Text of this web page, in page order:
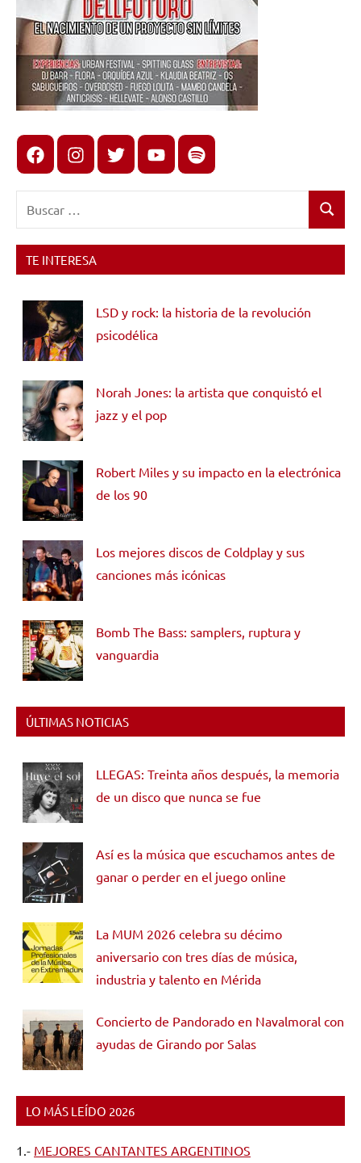
FacebookInstagram
X youtubespotify
Buscar
TE INTERESA
LSD y rock: la historia de la revolución
psicodélica
Norah Jones: la artista que conquistó el
jazz y el pop
Robert Miles y su impacto en la electrónica
de los 90
Los mejores discos de Coldplay y sus
canciones más icónicas
Bomb The Bass: samplers, ruptura y
vanguardia
ÚLTIMAS NOTICIAS
LLEGAS: Treinta años después, la memoria
de un disco que nunca se fue
Así es la música que escuchamos antes de
ganar o perder en el juego online
La MUM 2026 celebra su décimo
aniversario con tres días de música,
industria y talento en Mérida
Concierto de Pandorado en Navalmoral con
ayudas de Girando por Salas
LO MÁS LEÍDO 2026
1.- MEJORES CANTANTES ARGENTINOS